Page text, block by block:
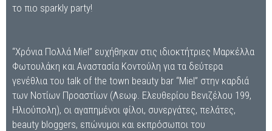
το πιο sparkly party!
“Χρόνια Πολλά Miel” ευχήθηκαν στις ιδιοκτήτριες Μαρκέλλα
Φωτουλάκη και Αναστασία Κοντούλη για τα δεύτερα
γενέθλια του talk of the town beauty bar “Miel” στην καρδιά
των Νοτίων Προαστίων (Λεωφ. Ελευθερίου Βενιζέλου 199,
Ηλιούπολη), οι αγαπημένοι φίλοι, συνεργάτες, πελάτες,
beauty bloggers, επώνυμοι και εκπρόσωποι του